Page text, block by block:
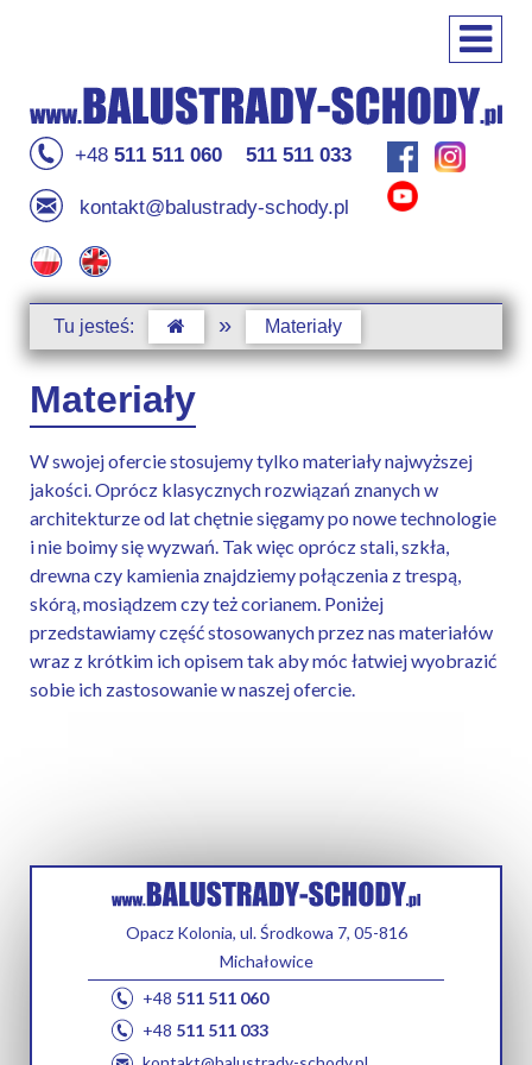
+48 511 511 060 511 511 033
kontakt@balustrady-schody.pl
Tu jesteś: » Materiały
Materiały
W swojej ofercie stosujemy tylko materiały najwyższej
jakości. Oprócz klasycznych rozwiązań znanych w
architekturze od lat chętnie sięgamy po nowe technologie
i nie boimy się wyzwań. Tak więc oprócz stali, szkła,
drewna czy kamienia znajdziemy połączenia z trespą,
skórą, mosiądzem czy też corianem. Poniżej
przedstawiamy część stosowanych przez nas materiałów
wraz z krótkim ich opisem tak aby móc łatwiej wyobrazić
sobie ich zastosowanie w naszej ofercie.
Opacz Kolonia, ul. Środkowa 7, 05-816
Michałowice
+48 511 511 060
+48 511 511 033